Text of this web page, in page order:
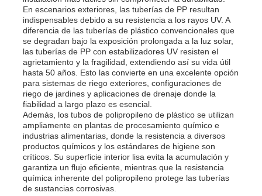
En escenarios exteriores, las tuberías de PP resultan
indispensables debido a su resistencia a los rayos UV. A
diferencia de las tuberías de plástico convencionales que
se degradan bajo la exposición prolongada a la luz solar,
las tuberías de PP con estabilizadores UV resisten el
agrietamiento y la fragilidad, extendiendo así su vida útil
hasta 50 años. Esto las convierte en una excelente opción
para sistemas de riego exteriores, configuraciones de
riego de jardines y aplicaciones de drenaje donde la
fiabilidad a largo plazo es esencial.
Además, los tubos de polipropileno de plástico se utilizan
ampliamente en plantas de procesamiento químico e
industrias alimentarias, donde la resistencia a diversos
productos químicos y los estándares de higiene son
críticos. Su superficie interior lisa evita la acumulación y
garantiza un flujo eficiente, mientras que la resistencia
química inherente del polipropileno protege las tuberías
de sustancias corrosivas.